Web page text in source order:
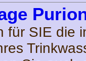
für SIE die